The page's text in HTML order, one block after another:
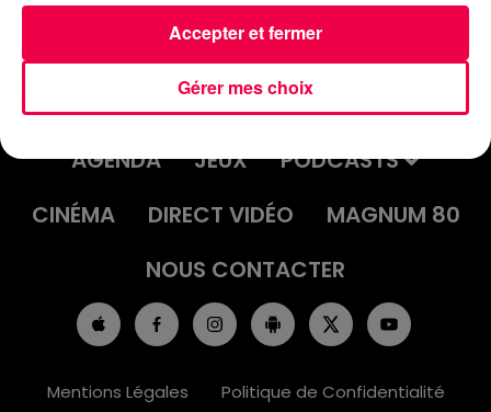
ACCUEIL INFOS
EMISSIONS
AGENDA
JEUX
PODCASTS
CINÉMA
DIRECT VIDÉO
MAGNUM 80
NOUS CONTACTER
Mentions Légales Politique de Confidentialité
Gérer mes choix
Accepter et fermer